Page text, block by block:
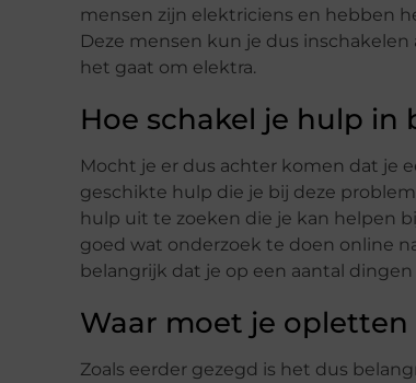
mensen zijn elektriciens en hebben
Deze mensen kun je dus
het gaat om elektra.
Hoe schakel je hulp in
Mocht je er dus achter komen dat je
geschikte hulp die je bij deze
hulp uit te zoeken die je kan helpen
goed wat onderzoek te doen online
belangrijk dat je op een aantal dingen
Waar moet je
Zoals eerder gezegd is het dus